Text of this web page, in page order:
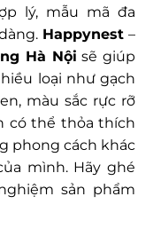
lý, mẫu mã đa
Happynest–
Hà Nội sẽ giúp
loại như gạch
màu sắc rực rỡ
có thể thỏa thích
phong cách khác
mình. Hãy ghé
sản phẩm